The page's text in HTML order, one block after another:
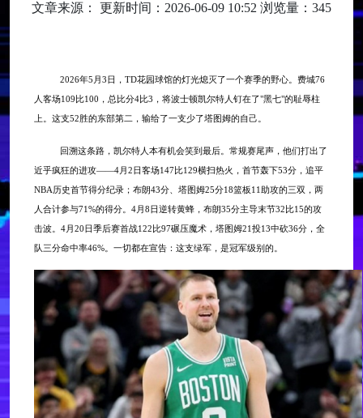
文章来源： 更新时间：2026-06-09 10:52 浏览量：345
2026年5月3日，TD花园球馆的灯光熄灭了一个赛季的野心。费城76
人客场109比100，总比分4比3，将波士顿凯尔特人钉在了"黑七"的耻辱柱
上。这支52胜的东部第二，输给了一支少了塔图姆的自己。
回溯这条路，凯尔特人本有机会笑到最后。常规赛尾声，他们打出了
近乎疯狂的进攻——4月2日客场147比129横扫热火，首节轰下53分，追平
NBA历史首节得分纪录；布朗43分、塔图姆25分18篮板11助攻的三双，两
人合计参与71%的得分。4月8日逆转黄蜂，布朗35分主导末节32比15的攻
击波。4月20日季后赛首战122比97碾压魔术，塔图姆21投13中砍36分，全
队三分命中率46%。一切都在宣告：这支绿军，是冠军级别的。